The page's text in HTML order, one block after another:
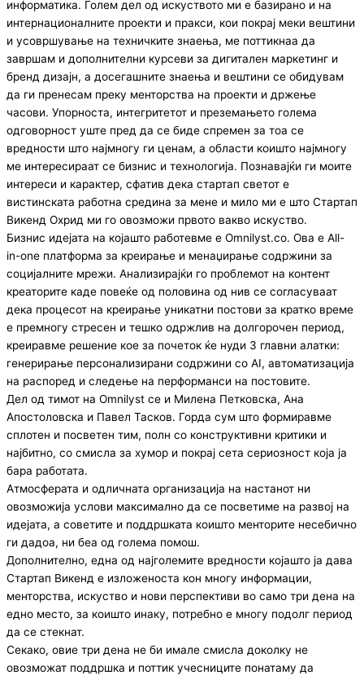
информатика. Голем дел од искуството ми е базирано и на
интернационалните проекти и пракси, кои покрај меки вештини
и усовршување на техничките знаења, ме поттикнаа да
завршам и дополнителни курсеви за дигитален маркетинг и
бренд дизајн, а досегашните знаења и вештини се обидувам
да ги пренесам преку менторства на проекти и држење
часови. Упорноста, интегритетот и преземањето голема
одговорност уште пред да се биде спремен за тоа се
вредности што најмногу ги ценам, а области коишто најмногу
ме интересираат се бизнис и технологија. Познавајќи ги моите
интереси и карактер, сфатив дека стартап светот е
вистинската работна средина за мене и мило ми е што Стартап
Викенд Охрид ми го овозможи првото вакво искуство.
Бизнис идејата на којашто работевме е Omnilyst.co. Ова е All-
in-one платформа за креирање и менаџирање содржини за
социјалните мрежи. Анализирајќи го проблемот на контент
креаторите каде повеќе од половина од нив се согласуваат
дека процесот на креирање уникатни постови за кратко време
е премногу стресен и тешко одржлив на долгорочен период,
креиравме решение кое за почеток ќе нуди 3 главни алатки:
генерирање персонализирани содржини со AI, автоматизација
на распоред и следење на перформанси на постовите.
Дел од тимот на Omnilyst се и Милена Петковска, Ана
Апостоловска и Павел Тасков. Горда сум што формиравме
сплотен и посветен тим, полн со конструктивни критики и
најбитно, со смисла за хумор и покрај сета сериозност која ја
бара работата.
Атмосферата и одличната организација на настанот ни
овозможија услови максимално да се посветиме на развој на
идејата, а советите и поддршката коишто менторите несебично
ги дадоа, ни беа од голема помош.
Дополнително, една од најголемите вредности којашто ја дава
Стартап Викенд е изложеноста кон многу информации,
менторства, искуство и нови перспективи во само три дена на
едно место, за коишто инаку, потребно е многу подолг период
да се стекнат.
Секако, овие три дена не би имале смисла доколку не
овозможат поддршка и поттик учесниците понатаму да